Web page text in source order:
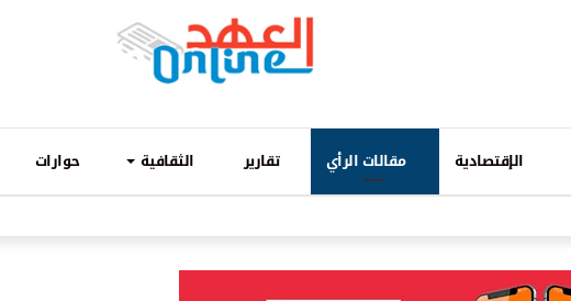
الإقتصادية مقالات الرأي تقارير الثقافية حوارات